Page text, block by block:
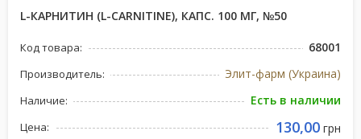
L-КАРНИТИН (L-CARNITINE), КАПС. 100 МГ, №50
Код товара: 68001
Производитель: Элит-фарм (Украина)
Наличие: Есть в наличии
Цена: 130,00 грн